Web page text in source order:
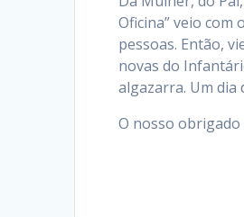
Oficina” veio
pessoas. Então,
novas do
algazarra. Um dia
O nosso obrigado